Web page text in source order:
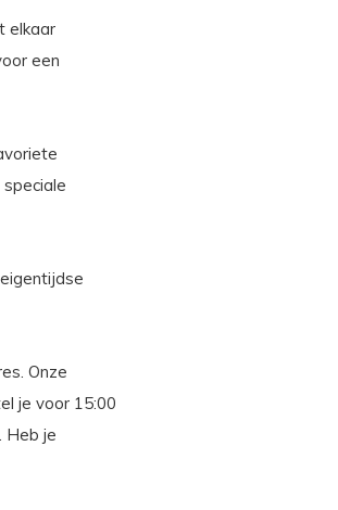
elkaar
een
Onze
je voor 15:00
Heb je